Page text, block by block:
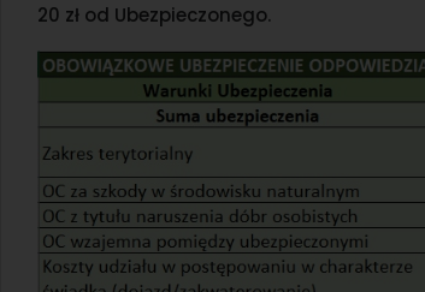
20 zł od Ubezpieczonego.